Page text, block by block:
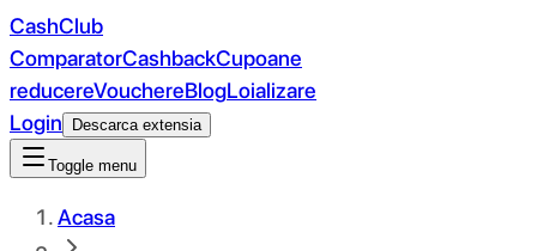
CashClub
ComparatorCashbackCupoane
reducereVouchereBlogLoializare
Login
Descarca extensia
Toggle menu
Acasa